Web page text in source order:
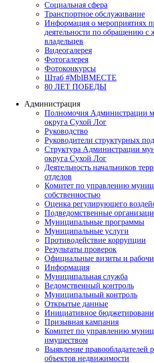
Социальная сфера
Транспортное обслуживание
Информация о мероприятиях
деятельности по обращению с
владельцев
Видеогалерея
Фотогалерея
Фотоконкурсы
Штаб #MbIBMECTE
80 ЛЕТ ПОБЕДЫ
Администрация
Полномочия Администрации
округа Сухой Лог
Руководство
Руководители структурных
Структура Администрации
округа Сухой Лог
Деятельность начальников
отделов
Комитет по управлению
собственностью
Оценка регулирующего
Подведомственные
Муниципальные программы
Муниципальные услуги
Противодействие коррупции
Результаты проверок
Официальные визиты и
Информация
Муниципальная служба
Ведомственный контроль
Муниципальный контроль
Открытые данные
Инициативное
Призывная кампания
Комитет по управлению
имуществом
Выявление правообладателей
объектов недвижимости